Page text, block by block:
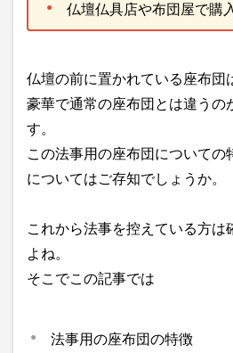
仏壇仏具店や布団屋で購
仏壇の前に置かれている座布団
豪華で通常の座布団とは違うの
す。
この法事用の座布団についての
についてはご存知でしょうか。
これから法事を控えている方は
よね。
そこでこの記事では
法事用の座布団の特徴